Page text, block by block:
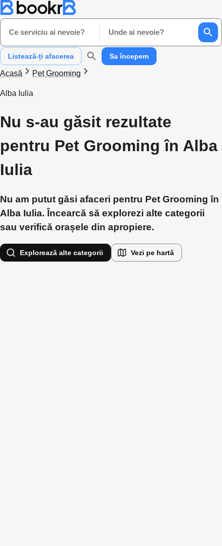
Ce serviciu ai nevoie? Unde ai nevoie?
Listează-ți afacerea Sa începem
Acasă Pet Grooming
Alba Iulia
Nu s-au găsit rezultate
pentru Pet Grooming în Alba
Iulia
Nu am putut găsi afaceri pentru Pet Grooming în
Alba Iulia. Încearcă să explorezi alte categorii
sau verifică orașele din apropiere.
Explorează alte categorii Vezi pe hartă